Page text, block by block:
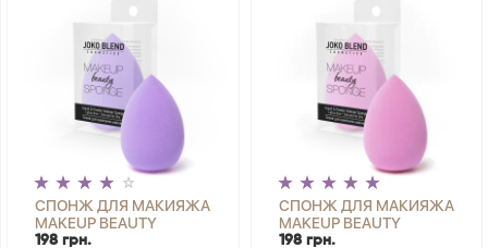
СПОНЖ ДЛЯ МАКИЯЖА
MAKEUP BEAUTY
SPONGE LILAC JOKO
198 грн.
СПОНЖ ДЛЯ МАКИЯЖА
MAKEUP BEAUTY
SPONGE PINK JOKO
198 грн.